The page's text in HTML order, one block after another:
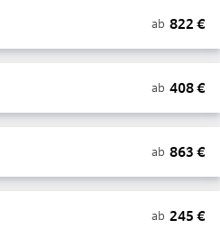
ab 822 €
ab 408€
ab 863 €
ab 245 €